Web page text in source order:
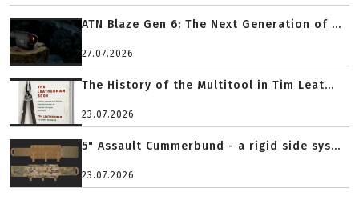
ATN Blaze Gen 6: The Next Generation of ...
27.07.2026
The History of the Multitool in Tim Leat...
23.07.2026
5" Assault Cummerbund - a rigid side sys...
23.07.2026